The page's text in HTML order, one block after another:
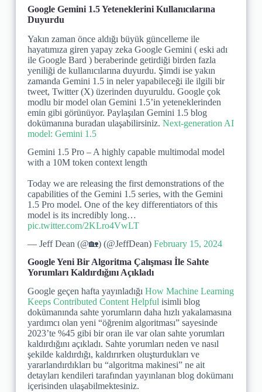
Google Gemini 1.5 Yeteneklerini Kullanıcılarına
Duyurdu
Yakın zaman önce aldığı büyük güncelleme ile
hayatımıza giren yapay zeka Google Gemini ( eski adı
ile Google Bard ) beraberinde getirdiği birden fazla
yeniliği de kullanıcılarına duyurdu. Şimdi ise yakın
zamanda Gemini 1.5 in neler yapabileceği ile ilgili bir
tweet, Twitter (X) üzerinden duyuruldu. ​Google çok
modlu bir model olan Gemini 1.5’in yeteneklerinden
emin gibi görünüyor. Paylaşılan Gemini 1.5 blog
dokümanına buradan ulaşabilirsiniz. Next-generation AI
model: Gemini 1.5
Gemini 1.5 Pro – A highly capable multimodal model
with a 10M token context length
Today we are releasing the first demonstrations of the
capabilities of the Gemini 1.5 series, with the Gemini
1.5 Pro model. One of the key differentiators of this
model is its incredibly long…
pic.twitter.com/2KLro4VwLT
— Jeff Dean (@🏡) (@JeffDean) February 15, 2024
Google Yeni Bir Algoritma Çalışması İle Sahte
Yorumları Kaldırdığını Açıkladı
​Google geçen hafta yayınladığı How Machine Learning
Keeps Contributed Content Helpful isimli blog
dokümanında sahte yorumların daha hızlı yakalamasına
yardımcı olan yeni “öğrenim algoritması” sayesinde
2023’te %45 gibi bir oran ile var olan sahte yorumları
kaldırdığını açıkladı. Sahte yorumları neden ve nasıl
şekilde kaldırdığı, kaldırırken oluşturdukları ve
yararlandırdıkları bu “algoritma makinesi” ne ait
detayları kendileri tarafından yayınlanan blog dokümanı
içerisinden ulaşabilmektesiniz.